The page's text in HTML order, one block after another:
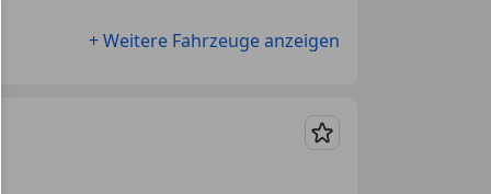
+ Weitere Fahrzeuge anzeigen
Merken